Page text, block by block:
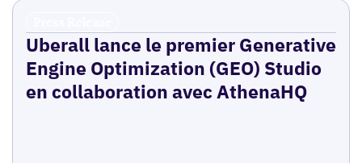
Uberall lance le premier Generative
Engine Optimization (GEO) Studio
en collaboration avec AthenaHQ